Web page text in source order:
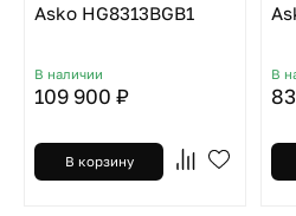
Asko HG8313BGB1
В наличии
109 900 ₽
В корзину
В